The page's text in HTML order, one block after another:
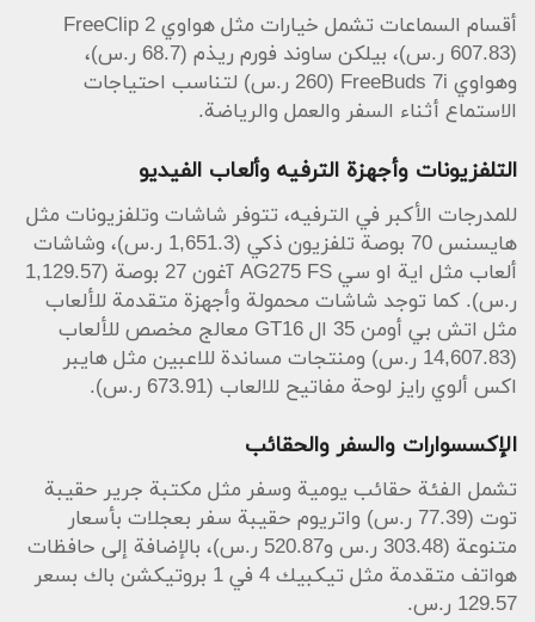
أقسام السماعات تشمل خيارات مثل هواوي FreeClip 2
(607.83 ر.س)، بيلكن ساوند فورم ريذم (68.7 ر.س)،
وهواوي FreeBuds 7i (260 ر.س) لتناسب احتياجات
الاستماع أثناء السفر والعمل والرياضة.
التلفزيونات وأجهزة الترفيه وألعاب الفيديو
للمدرجات الأكبر في الترفيه، تتوفر شاشات وتلفزيونات مثل
هايسنس 70 بوصة تلفزيون ذكي (1,651.3 ر.س)، وشاشات
ألعاب مثل اية او سي AG275 FS آغون 27 بوصة (1,129.57
ر.س). كما توجد شاشات محمولة وأجهزة متقدمة للألعاب
مثل اتش بي أومن 35 ال GT16 معالج مخصص للألعاب
(14,607.83 ر.س) ومنتجات مساندة للاعبين مثل هايبر
اكس ألوي رايز لوحة مفاتيح للالعاب (673.91 ر.س).
الإكسسوارات والسفر والحقائب
تشمل الفئة حقائب يومية وسفر مثل مكتبة جرير حقيبة
توت (77.39 ر.س) واتريوم حقيبة سفر بعجلات بأسعار
متنوعة (303.48 ر.س و520.87 ر.س)، بالإضافة إلى حافظات
هواتف متقدمة مثل تيكبيك 4 في 1 بروتيكشن باك بسعر
129.57 ر.س.